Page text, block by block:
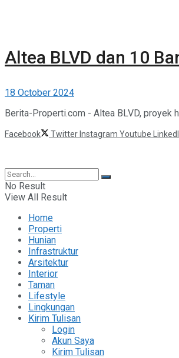
Altea BLVD dan 10
18 October 2024
Berita-Properti.com - Altea BLVD, proyek
Facebook Twitter Instagram Youtube
No Result
View All Result
Home
Properti
Hunian
Infrastruktur
Arsitektur
Interior
Taman
Lifestyle
Lingkungan
Kirim Tulisan
Login
Akun Saya
Kirim Tulisan